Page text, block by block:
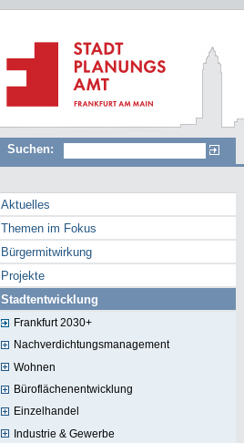
Suchen:
Aktuelles
Themen im Fokus
Bürgermitwirkung
Projekte
Stadtentwicklung
Frankfurt 2030+
Nachverdichtungsmanagement
Wohnen
Büroflächenentwicklung
Einzelhandel
Industrie & Gewerbe